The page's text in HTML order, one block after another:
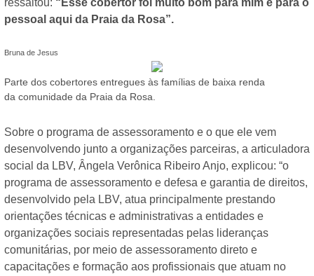
pessoal aqui da Praia da Rosa”.
Bruna de Jesus
Parte dos cobertores entregues às famílias de baixa renda
da comunidade da Praia da Rosa.
Sobre o programa de assessoramento e o que ele vem
desenvolvendo junto a organizações parceiras, a articuladora
social da LBV, Ângela Verônica Ribeiro Anjo, explicou: “o
programa de assessoramento e defesa e garantia de direitos,
desenvolvido pela LBV, atua principalmente prestando
orientações técnicas e administrativas a entidades e
organizações sociais representadas pelas lideranças
comunitárias, por meio de assessoramento direto e
capacitações e formação aos profissionais que atuam no